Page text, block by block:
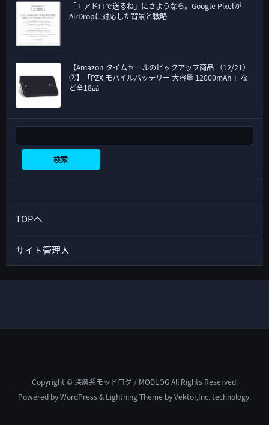
「エアドロで送るね」にさようなら。Google Pixelが
AirDropに対応した背景と戦略
【Amazon タイムセールのピックアップ商品 （12/21）
②】「PZX モバイルバッテリー 大容量 12000mAh 」な
ど全18品
検索
TOPへ
サイト管理人
Copyright © 深層系モッドログ / MODLOG All Rights Reserved.
Powered byWordPress & Lightning Theme by Vektor,Inc. technology.